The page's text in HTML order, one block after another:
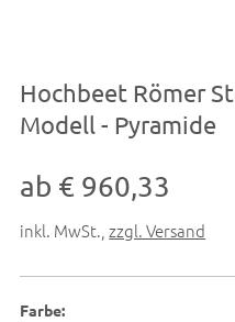
Hochbeet Römer
Modell - Pyramide
ab € 960,33
inkl. MwSt. ,zzgl. Versand
Farbe: